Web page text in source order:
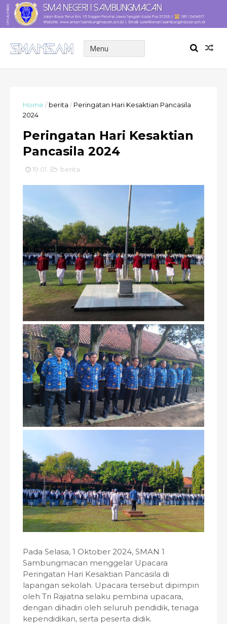
Home / berita / Peringatan Hari Kesaktian Pancasila
2024
Peringatan Hari Kesaktian
Pancasila 2024
19.01 berita
Pada Selasa, 1 Oktober 2024, SMAN 1
Sambungmacan menggelar Upacara
Peringatan Hari Kesaktian Pancasila di
lapangan sekolah. Upacara tersebut dipimpin
oleh Tri Rajiatna selaku pembina upacara,
dengan dihadiri oleh seluruh pendidik, tenaga
kependidikan, serta peserta didik.